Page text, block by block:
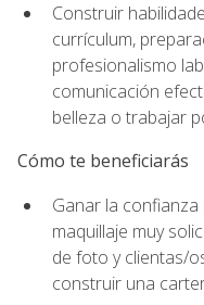
Construir
currículum,
profesionalismo
comunicación
belleza o trabajar
Cómo te beneficiarás
Ganar la
maquillaje muy
de foto y clientas/
construir una